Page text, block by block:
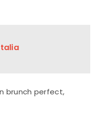
brunch perfect,